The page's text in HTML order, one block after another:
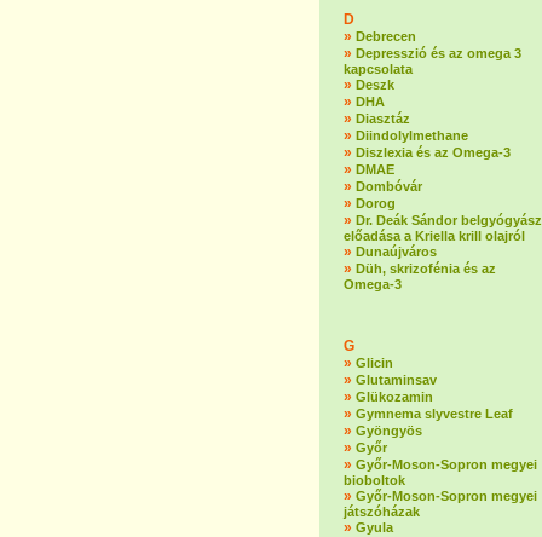
D
» Debrecen
» Depresszió és az omega 3
kapcsolata
» Deszk
» DHA
» Diasztáz
» Diindolylmethane
» Diszlexia és az Omega-3
» DMAE
» Dombóvár
» Dorog
» Dr. Deák Sándor belgyógyász
előadása a Kriella krill olajról
» Dunaújváros
» Düh, skrizofénia és az
Omega-3
G
» Glicin
» Glutaminsav
» Glükozamin
» Gymnema slyvestre Leaf
» Gyöngyös
» Győr
» Győr-Moson-Sopron megyei
bioboltok
» Győr-Moson-Sopron megyei
játszóházak
» Gyula